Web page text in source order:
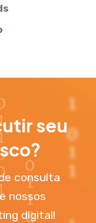
seu
consulta
nossos
digital!